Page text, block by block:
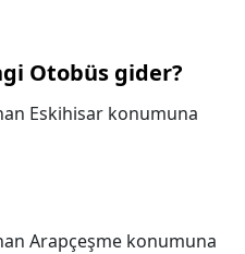
Otobüs gider?
Eskihisar konumuna
Arapçeşme konumuna